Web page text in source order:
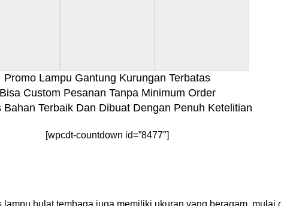
Promo Lampu Gantung Kurungan Terbatas
Bisa Custom Pesanan Tanpa Minimum Order
Bahan Terbaik Dan Dibuat Dengan Penuh Ketelitian
[wpcdt-countdown id=”8477″]